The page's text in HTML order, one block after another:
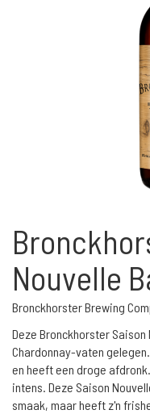
Nouvelle
Bronckhorster Brewing
Deze Bronckhorster
Chardonnay-vaten
en heeft een droge
intens. Deze Saison
smaak, maar heeft z'n